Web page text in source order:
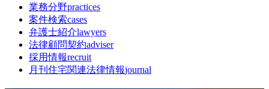
業務分野practices
案件検索cases
弁護士紹介lawyers
法律顧問契約adviser
採用情報recruit
月刊住宅関連法律情報journal